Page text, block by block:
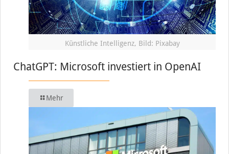
Künstliche Intelligenz, Bild: Pixabay
ChatGPT: Microsoft investiert in OpenAI
Mehr